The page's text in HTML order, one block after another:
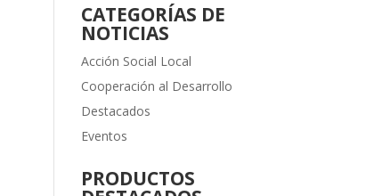
CATEGORÍAS DE
NOTICIAS
Acción Social Local
Cooperación al Desarrollo
Destacados
Eventos
PRODUCTOS